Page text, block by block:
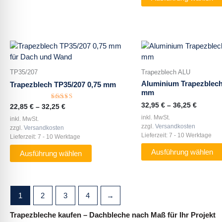
werden
der
werden
TP35/207
Trapezblech TP35/207 0,75 mm
Bewertet
mit
22,85 € – 32,25 €
inkl. MwSt.
zzgl. Versandkosten
Lieferzeit: 7 - 10 Werktage
Ausführung wählen
Dieses
Produkt
Varianten
Die
Optionen
können
auf
werden
Trapezblech ALU
Aluminium
mm
32,95 €– 36,25 €
inkl. MwSt.
zzgl. Versandkosten
Lieferzeit: 7 - 10 Werktage
Ausführung wählen
Dieses
Produkt
mehrere
Varianten
Die
Optionen
können
auf
1
2 3 4 →
Trapezbleche kaufen – Dachbleche nach Maß für Ihr Projekt